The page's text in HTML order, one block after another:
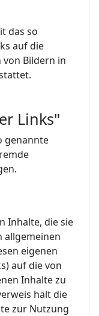
das so
auf die
von Bildern in
Links"
genannte
Inhalte, die sie
allgemeinen
eigenen
auf die von
Inhalte zu
hält die
zur Nutzung